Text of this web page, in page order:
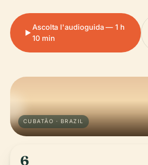
Ascolta l'audioguida — 1 h
10 min
CUBATÃO · BRAZIL
6